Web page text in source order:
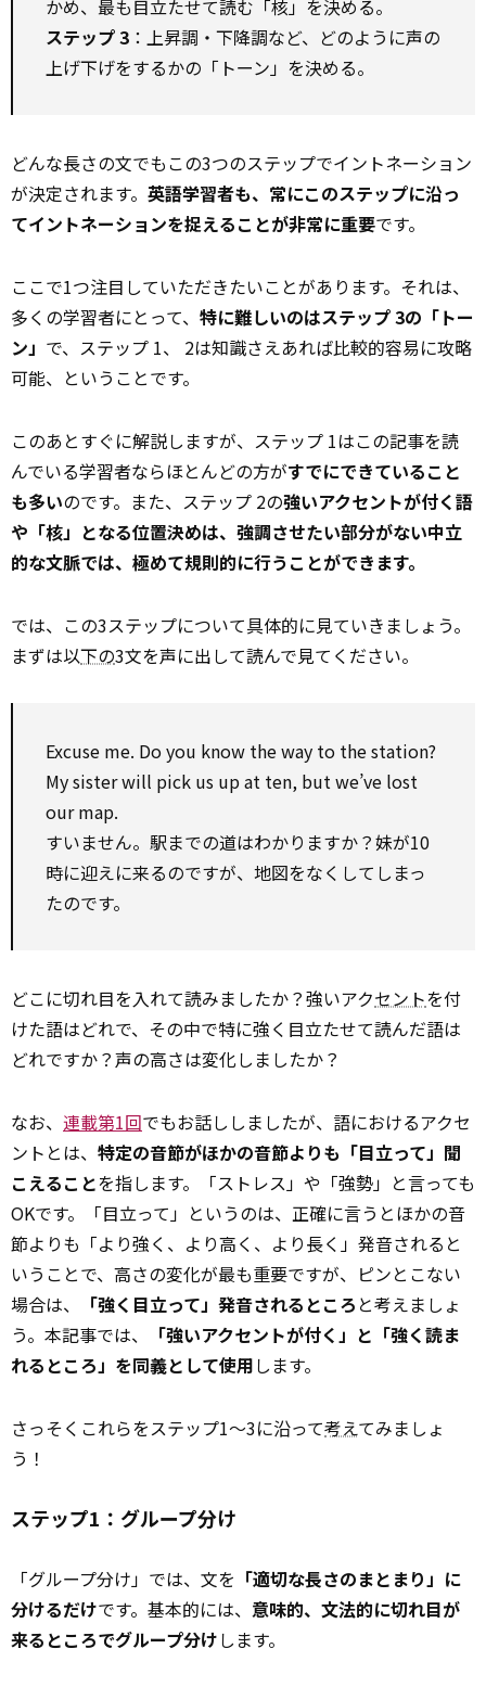
かめ、最も目立たせて読む「核」を決める。
ステップ 3 ：上昇調・下降調など、どのように声の
上げ下げをするかの「トーン」を決める。
どんな長さの文でもこの3つのステップでイントネーション
が決定されます。 英語学習者も、常にこのステップに沿っ
てイントネーションを捉えることが非常に重要です。
ここで1つ注目していただきたいことがあります。それは、
多くの学習者にとって、 特に難しいのはステップ 3の「トー
ン」 で、ステップ 1、 2は知識さえあれば比較的容易に攻略
可能、ということです。
このあとすぐに解説しますが、ステップ 1はこの記事を読
んでいる学習者ならほとんどの方がすでにできていること
も多いのです。また、ステップ 2の強いアクセントが付く語
や「核」となる位置決めは、 強調させたい部分がない中立
的な文脈では、極めて規則的に行うことができます。
では、この3ステップについて具体的に見ていきましょう。
まずは以下の3文を声に出して読んで見てください。
Excuse me. Do you know the way to the station?
My sister will pick us up at ten, but we’ve lost
our map.
すいません。駅までの道はわかりますか？妹が10
時に迎えに来るのですが、地図をなくしてしまっ
たのです。
どこに切れ目を入れて読みましたか？強いアクセントを付
けた語はどれで、その中で特に強く目立たせて読んだ語は
どれですか？声の高さは変化しましたか？
なお、 連載第1回でもお話ししましたが、語におけるアクセ
ントとは、 特定の音節がほかの音節よりも「目立って」聞
こえることを指します。「ストレス」や「強勢」と言っても
OKです。「目立って」というのは、正確に言うとほかの音
節よりも「より強く、より高く、より長く」発音されると
いうことで、高さの変化が最も重要ですが、ピンとこない
場合は、
「強く目立って」発音されるところ と考えましょ
う。本記事では、
「強いアクセントが付く」と「強く読ま
れるところ」を同義として使用します。
さっそくこれらをステップ1〜3に沿って考えてみましょ
う！
ステップ1：グループ分け
「グループ分け」では、文を 「適切な長さのまとまり」に
分けるだけです。基本的には、 意味的、文法的に切れ目が
来るところでグループ分けします。